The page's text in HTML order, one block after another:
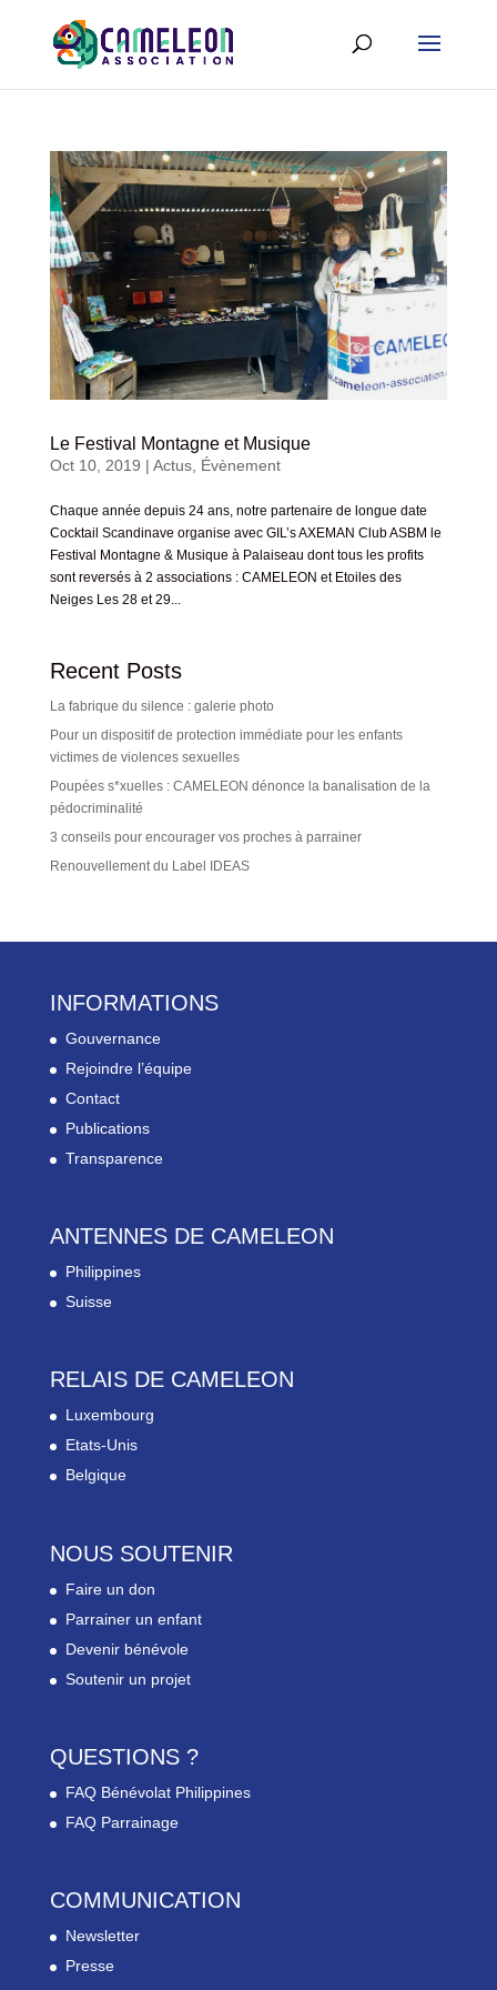
Le Festival Montagne et Musique
Oct 10, 2019 | Actus, Évènement
Chaque année depuis 24 ans, notre partenaire de longue date
Cocktail Scandinave organise avec GIL’s AXEMAN Club ASBM le
Festival Montagne & Musique à Palaiseau dont tous les profits
sont reversés à 2 associations : CAMELEON et Etoiles des
Neiges Les 28 et 29...
Recent Posts
La fabrique du silence : galerie photo
Pour un dispositif de protection immédiate pour les enfants
victimes de violences sexuelles
Poupées s*xuelles : CAMELEON dénonce la banalisation de la
pédocriminalité
3 conseils pour encourager vos proches à parrainer
Renouvellement du Label IDEAS
INFORMATIONS
Gouvernance
Rejoindre l’équipe
Contact
Publications
Transparence
ANTENNES DE CAMELEON
Philippines
Suisse
RELAIS DE CAMELEON
Luxembourg
Etats-Unis
Belgique
NOUS SOUTENIR
Faire un don
Parrainer un enfant
Devenir bénévole
Soutenir un projet
QUESTIONS ?
FAQ Bénévolat Philippines
FAQ Parrainage
COMMUNICATION
Newsletter
Presse